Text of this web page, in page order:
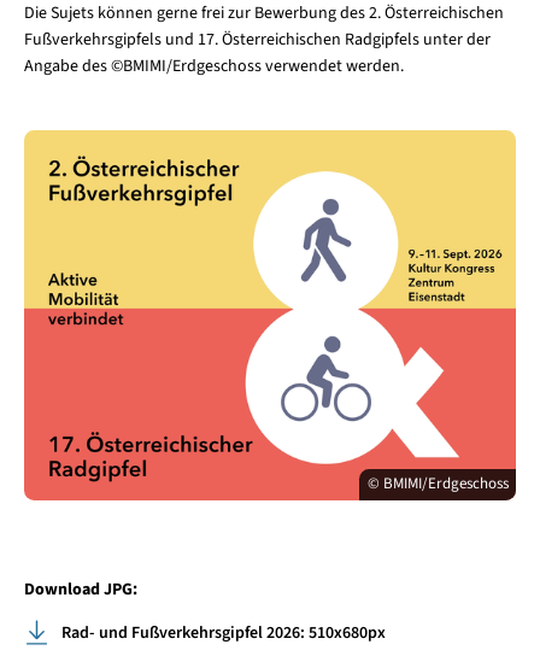
Die Sujets können gerne frei zur Bewerbung des 2. Österreichischen
Fußverkehrsgipfels und 17. Österreichischen Radgipfels unter der
Angabe des ©BMIMI/Erdgeschoss verwendet werden.
© BMIMI/Erdgeschoss
Download JPG:
Rad- und Fußverkehrsgipfel 2026: 510x680px